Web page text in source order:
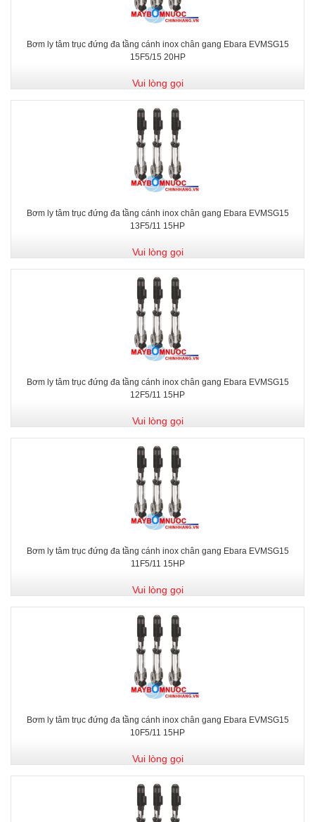
Bơm ly tâm trục đứng đa tầng cánh inox chân gang Ebara EVMSG15
15F5/15 20HP
Vui lòng gọi
Bơm ly tâm trục đứng đa tầng cánh inox chân gang Ebara EVMSG15
13F5/11 15HP
Vui lòng gọi
Bơm ly tâm trục đứng đa tầng cánh inox chân gang Ebara EVMSG15
12F5/11 15HP
Vui lòng gọi
Bơm ly tâm trục đứng đa tầng cánh inox chân gang Ebara EVMSG15
11F5/11 15HP
Vui lòng gọi
Bơm ly tâm trục đứng đa tầng cánh inox chân gang Ebara EVMSG15
10F5/11 15HP
Vui lòng gọi